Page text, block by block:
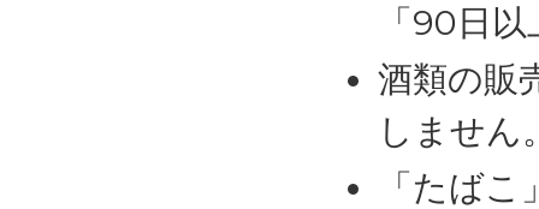
「90日
酒類の販
しません
「たば